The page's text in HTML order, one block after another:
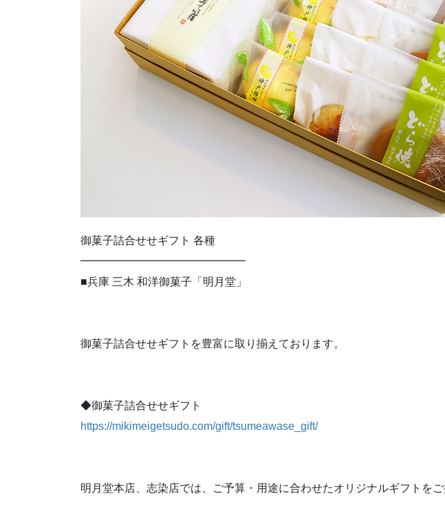
御菓子詰合せせギフト 各種
━━━━━━━━━━━━━━━
■兵庫 三木 和洋御菓子「明月堂」
御菓子詰合せせギフトを豊富に取り揃えております。
◆御菓子詰合せせギフト
https://mikimeigetsudo.com/gift/tsumeawase_gift/
明月堂本店、志染店では、ご予算・用途に合わせたオリジナルギフトをご